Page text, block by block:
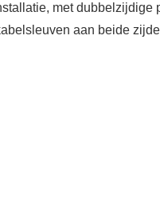
met dubbelzijdige
aan beide